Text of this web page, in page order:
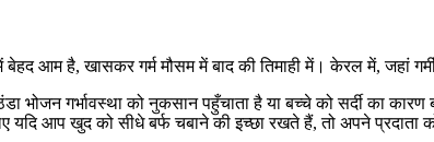
बेहद आम है, खासकर गर्म मौसम में बाद की तिमाही में। केरल में, जहां
भोजन गर्भावस्था को नुकसान पहुँचाता है या बच्चे को सर्दी का
यदि आप खुद को सीधे बर्फ चबाने की इच्छा रखते हैं, तो अपने